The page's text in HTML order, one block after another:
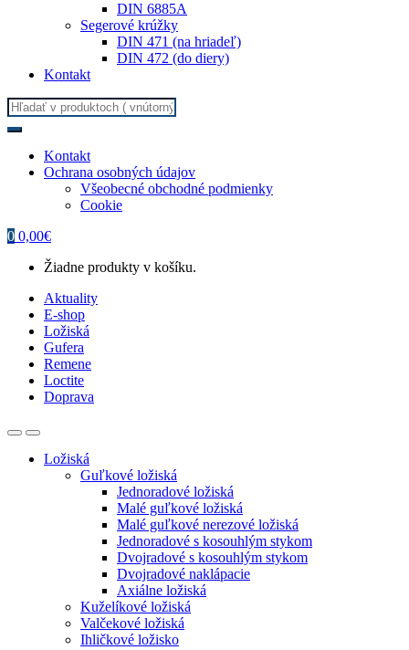
DIN 6885A
Segerové krúžky
DIN 471 (na hriadeľ)
DIN 472 (do diery)
Kontakt
Search
for:
Kontakt
Ochrana osobných údajov
Všeobecné obchodné podmienky
Cookie
0 0,00€
Žiadne produkty v košíku.
Aktuality
E-shop
Ložiská
Gufera
Remene
Loctite
Doprava
Ložiská
Guľkové ložiská
Jednoradové ložiská
Malé guľkové ložiská
Malé guľkové nerezové ložiská
Jednoradové s kosouhlým stykom
Dvojradové s kosouhlým stykom
Dvojradové naklápacie
Axiálne ložiská
Kuželíkové ložiská
Valčekové ložiská
Ihličkové ložisko